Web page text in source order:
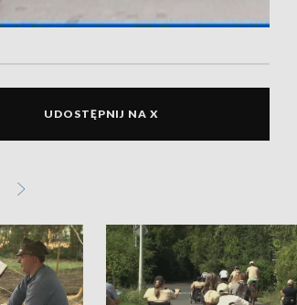
UDOSTĘPNIJ NA X